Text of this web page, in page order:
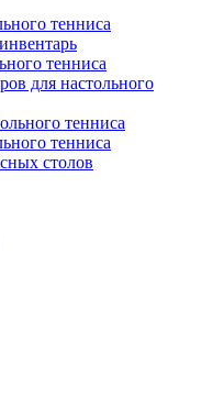
тенниса
тенниса
для настольного
тенниса
тенниса
столов